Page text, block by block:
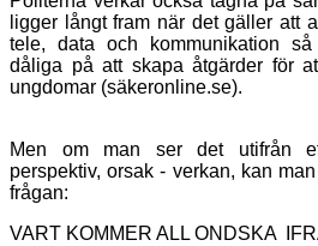
ligger långt fram när det gäller att
tele, data och kommunikation
dåliga på att skapa åtgärder för
ungdomar (säkeronline.se).
Men om man ser det utifrån
perspektiv, orsak - verkan, kan
frågan:
VART KOMMER ALL ONDSKA